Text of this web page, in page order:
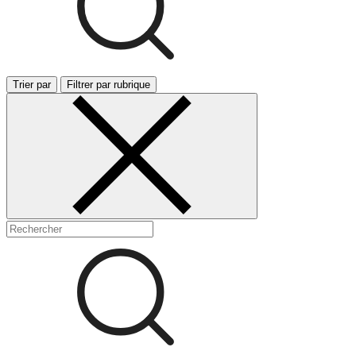
Trier par Filtrer par rubrique